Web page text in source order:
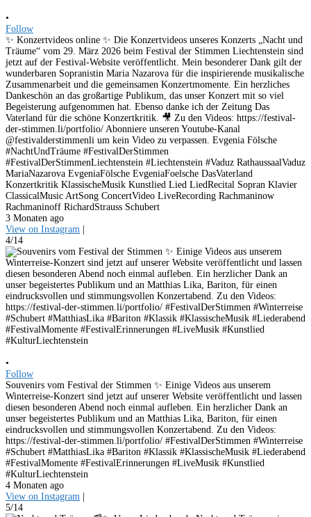
•
Follow
✨ Konzertvideos online ✨ Die Konzertvideos unseres Konzerts „Nacht und
Träume“ vom 29. März 2026 beim Festival der Stimmen Liechtenstein sind
jetzt auf der Festival-Website veröffentlicht. Mein besonderer Dank gilt der
wunderbaren Sopranistin Maria Nazarova für die inspirierende musikalische
Zusammenarbeit und die gemeinsamen Konzertmomente. Ein herzliches
Dankeschön an das großartige Publikum, das unser Konzert mit so viel
Begeisterung aufgenommen hat. Ebenso danke ich der Zeitung Das
Vaterland für die schöne Konzertkritik. 🎥 Zu den Videos: https://festival-
der-stimmen.li/portfolio/ Abonniere unseren Youtube-Kanal
@festivalderstimmenli um kein Video zu verpassen. Evgenia Fölsche
#NachtUndTräume #FestivalDerStimmen
#FestivalDerStimmenLiechtenstein #Liechtenstein #Vaduz RathaussaalVaduz
MariaNazarova EvgeniaFölsche EvgeniaFoelsche DasVaterland
Konzertkritik KlassischeMusik Kunstlied Lied LiedRecital Sopran Klavier
ClassicalMusic ArtSong ConcertVideo LiveRecording Rachmaninow
Rachmaninoff RichardStrauss Schubert
3 Monaten ago
View on Instagram |
4/14
•
Follow
Souvenirs vom Festival der Stimmen ✨ Einige Videos aus unserem
Winterreise-Konzert sind jetzt auf unserer Website veröffentlicht und lassen
diesen besonderen Abend noch einmal aufleben. Ein herzlicher Dank an
unser begeistertes Publikum und an Matthias Lika, Bariton, für einen
eindrucksvollen und stimmungsvollen Konzertabend. Zu den Videos:
https://festival-der-stimmen.li/portfolio/ #FestivalDerStimmen #Winterreise
#Schubert #MatthiasLika #Bariton #Klassik #KlassischeMusik #Liederabend
#FestivalMomente #FestivalErinnerungen #LiveMusik #Kunstlied
#KulturLiechtenstein
4 Monaten ago
View on Instagram |
5/14